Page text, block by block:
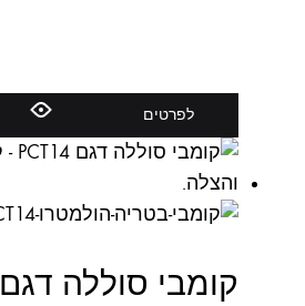
לפרטים
קומבי סוללה דגם PCT14